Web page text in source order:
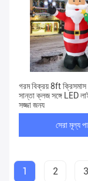
গরম বিক্রয় 8ft
সান্তা ক্লজ সঙ্গে LED
সজ্জা জন্য
সেরা মূল্য
1 2 3